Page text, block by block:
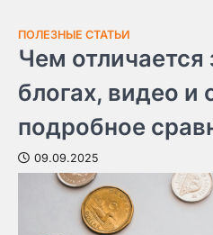
ПОЛЕЗНЫЕ СТАТЬИ
Чем отличается
блогах, видео и
подробное
09.09.2025